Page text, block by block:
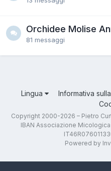
Orchidee Molise
81 messaggi
Lingua Informativa
Copyright 2000-2026 – Pietro
IBAN Associazione
Powered by